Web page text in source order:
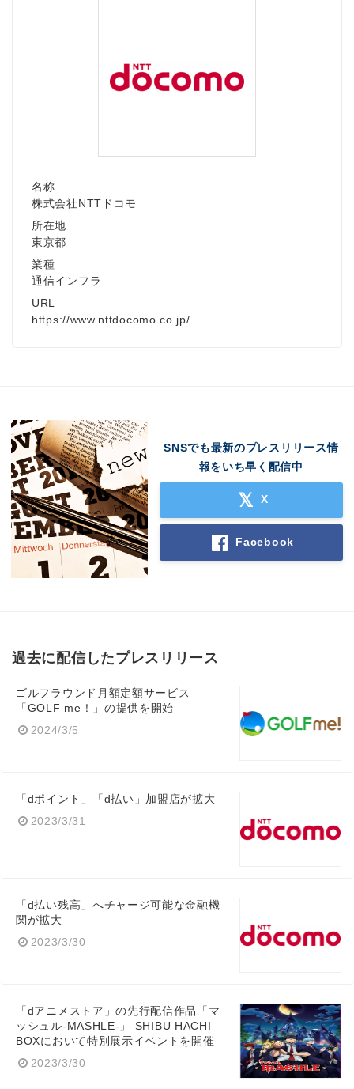
名称
株式会社NTTドコモ
所在地
東京都
業種
通信インフラ
URL
https://www.nttdocomo.co.jp/
SNSでも最新のプレスリリース情
報をいち早く配信中
X
Facebook
過去に配信したプレスリリース
ゴルフラウンド月額定額サービス
「GOLF me！」の提供を開始
2024/3/5
「dポイント」「d払い」加盟店が拡大
2023/3/31
「d払い残高」へチャージ可能な金融機
関が拡大
2023/3/30
「dアニメストア」の先行配信作品「マ
ッシュル-MASHLE-」 SHIBU HACHI
BOXにおいて特別展示イベントを開催
2023/3/30
English